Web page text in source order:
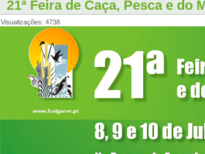
21ª Feira de Caça, Pesca e do
Visualizações: 4738